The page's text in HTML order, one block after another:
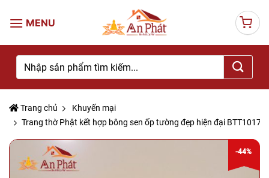
Tìm
kiếm:
Trang chủ
Khuyến mại
Trang thờ Phật kết hợp bông sen ốp tường đẹp hiện đại BTT1017
-44%